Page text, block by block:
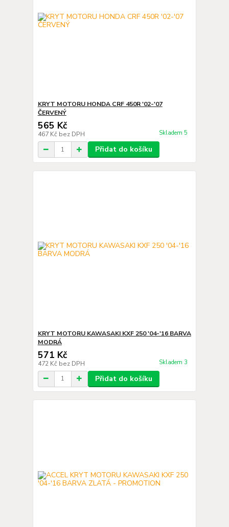
KRYT MOTORU HONDA CRF 450R '02-'07
ČERVENÝ
565 Kč
467 Kč bez DPH Skladem 5
Přidat do košíku
KRYT MOTORU KAWASAKI KXF 250 '04-'16 BARVA
MODRÁ
571 Kč
472 Kč bez DPH Skladem 3
Přidat do košíku